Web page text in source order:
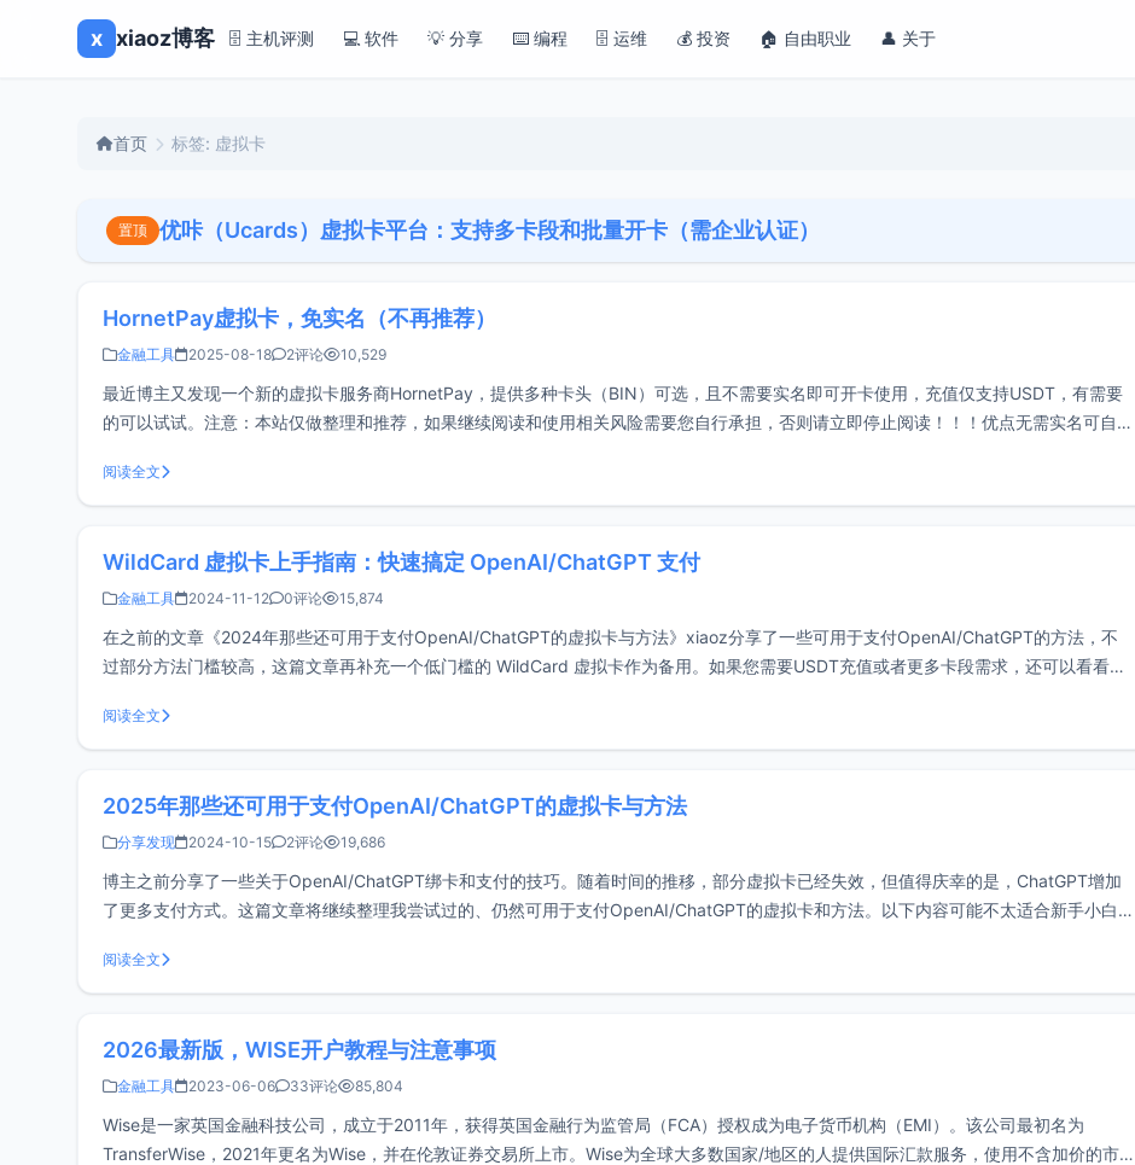
x xiaoz博客 🗄️ 主机评测 💻 软件 💡 分享 ⌨️ 编程 🗄️ 运维 💰 投资 🏠 自由职业 👤 关于
首页 标签: 虚拟卡
置顶 优咔（Ucards）虚拟卡平台：支持多卡段和批量开卡（需企业认证）
HornetPay虚拟卡，免实名（不再推荐）
金融工具 2025-08-18 2评论 10,529
最近博主又发现一个新的虚拟卡服务商HornetPay，提供多种卡头（BIN）可选，且不需要实名即可开卡使用，充值仅支持USDT，有需要
的可以试试。注意：本站仅做整理和推荐，如果继续阅读和使用相关风险需要您自行承担，否则请立即停止阅读！！！优点无需实名可自定
阅读全文
WildCard 虚拟卡上手指南：快速搞定 OpenAI/ChatGPT 支付
金融工具 2024-11-12 0评论 15,874
在之前的文章《2024年那些还可用于支付OpenAI/ChatGPT的虚拟卡与方法》xiaoz分享了一些可用于支付OpenAI/ChatGPT的方法，不
过部分方法门槛较高，这篇文章再补充一个低门槛的 WildCard 虚拟卡作为备用。如果您需要USDT充值或者更多卡段需求，还可以看看：
阅读全文
2025年那些还可用于支付OpenAI/ChatGPT的虚拟卡与方法
分享发现 2024-10-15 2评论 19,686
博主之前分享了一些关于OpenAI/ChatGPT绑卡和支付的技巧。随着时间的推移，部分虚拟卡已经失效，但值得庆幸的是，ChatGPT增加
了更多支付方式。这篇文章将继续整理我尝试过的、仍然可用于支付OpenAI/ChatGPT的虚拟卡和方法。以下内容可能不太适合新手小白
阅读全文
2026最新版，WISE开户教程与注意事项
金融工具 2023-06-06 33评论 85,804
Wise是一家英国金融科技公司，成立于2011年，获得英国金融行为监管局（FCA）授权成为电子货币机构（EMI）。该公司最初名为
TransferWise，2021年更名为Wise，并在伦敦证券交易所上市。Wise为全球大多数国家/地区的人提供国际汇款服务，使用不含加价的市